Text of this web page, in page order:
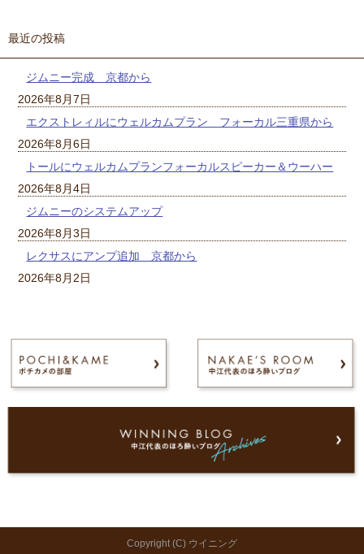
最近の投稿
ジムニー完成 京都から
2026年8月7日
エクストレィルにウェルカムプラン フォーカル三重県から
2026年8月6日
トールにウェルカムプランフォーカルスピーカー＆ウーハー
2026年8月4日
ジムニーのシステムアップ
2026年8月3日
レクサスにアンプ追加 京都から
2026年8月2日
Copyright (C) ウイニング